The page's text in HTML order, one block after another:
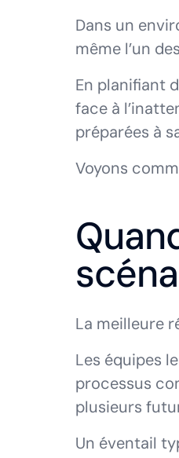
Dans un
même l’un
En planifiant
face à
préparées à
Voyons
La meilleure
Les équipes
processus
plusieurs
Un éventail